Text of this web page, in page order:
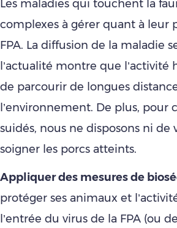
Les maladies qui touchent la
complexes à gérer quant à leur
FPA. La diffusion de la maladie
l’actualité montre que
de parcourir de longues
l’environnement. De plus,
suidés, nous ne disposons ni
soigner les porcs atteints.
Appliquer des mesures de
protéger ses animaux et
l’entrée du virus de la FPA (ou